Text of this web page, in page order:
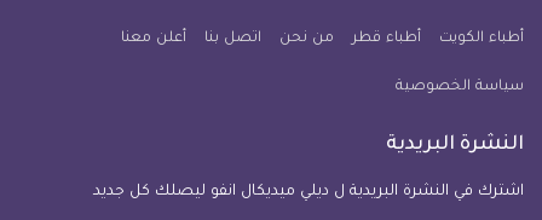
للآيفون
أطباء الكويت أطباء قطر من نحن اتصل بنا أعلن معنا
سياسة الخصوصية
النشرة البريدية
اشترك في النشرة البريدية ل ديلي ميديكال انفو ليصلك كل جديد